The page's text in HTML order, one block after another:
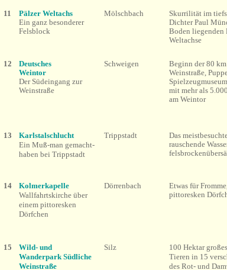
11
Pälzer Weltachs
Ein ganz besonderer
Felsblock
Mölschbach
Skurrilität im
Dichter Paul
Boden liegenden
Weltachse
12
Deutsches
Weintor
Der Südeingang zur
Weinstraße
Schweigen
Beginn der 80
Weinstraße,
mit mehr als
am Weintor
13
Karlstalschlucht
Ein Muß-man gemacht-
haben bei Trippstadt
Trippstadt
Das
rauschende
14
Kolmerkapelle
Wallfahrtskirche über
einem pittoresken
Dörfchen
Dörrenbach
Etwas für
pittoresken
15
Wild- und
Wanderpark Südliche
Weinstraße
Silz
100 Hektar
Tieren in 15
des Rot- und